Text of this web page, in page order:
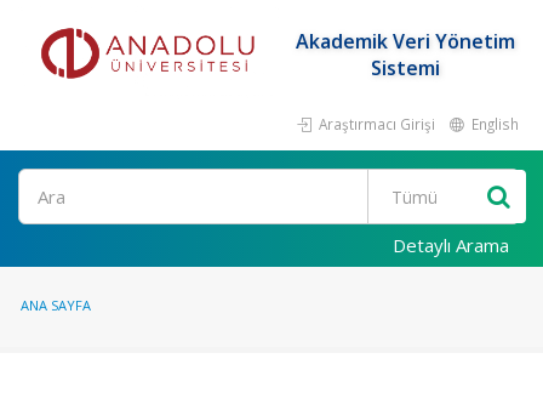
Akademik Veri Yönetim
Sistemi
Araştırmacı Girişi English
Ara
Detaylı Arama
ANA SAYFA